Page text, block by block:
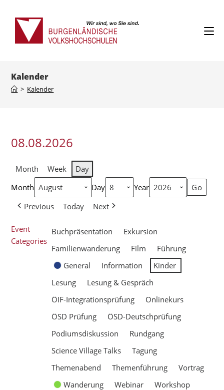
Kalender
> Kalender
08.08.2026
Month Week
Day
Month
Day
Year
Previous
Today Next
Event
Categories
Buchpräsentation
Exkursion
Familienwanderung
Film
Führung
General
Information
Kinder
Lesung
Lesung & Gespräch
ÖIF-Integrationsprüfung
Onlinekurs
ÖSD Prüfung
ÖSD-Deutschprüfung
Podiumsdiskussion
Rundgang
Science Village Talks
Tagung
Themenabend
Themenführung
Vortrag
Wanderung
Webinar
Workshop